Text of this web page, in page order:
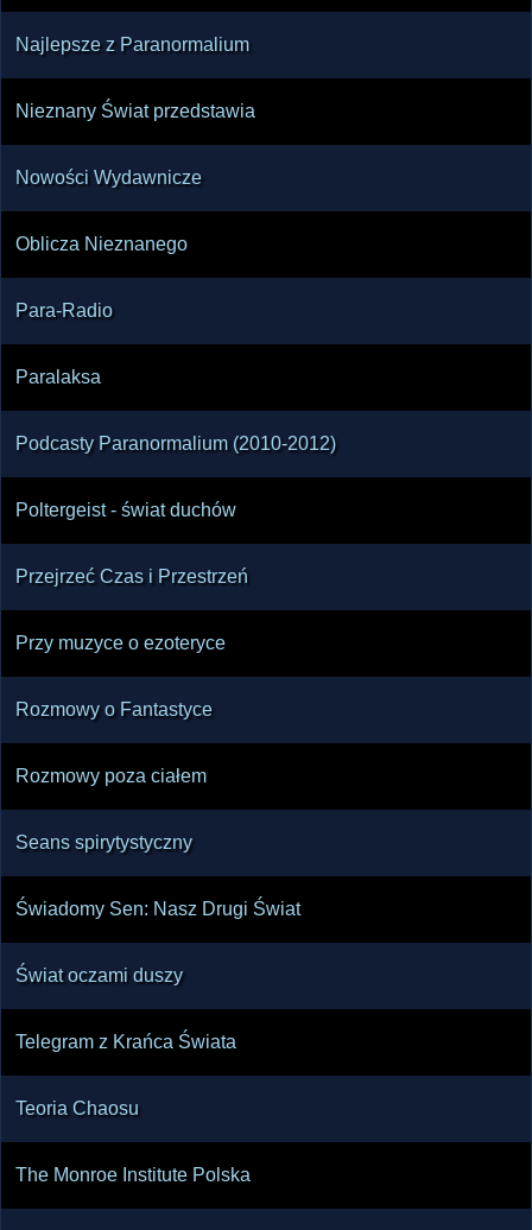
Najlepsze z Paranormalium
Nieznany Świat przedstawia
Nowości Wydawnicze
Oblicza Nieznanego
Para-Radio
Paralaksa
Podcasty Paranormalium (2010-2012)
Poltergeist - świat duchów
Przejrzeć Czas i Przestrzeń
Przy muzyce o ezoteryce
Rozmowy o Fantastyce
Rozmowy poza ciałem
Seans spirytystyczny
Świadomy Sen: Nasz Drugi Świat
Świat oczami duszy
Telegram z Krańca Świata
Teoria Chaosu
The Monroe Institute Polska